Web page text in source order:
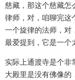
慈藏，那这个慈藏怎
律师，对，咱聊完这
一个旋律的法师，对
最爱提到，它是一个
实际上通渡寺是个非
大殿里是没有佛像的